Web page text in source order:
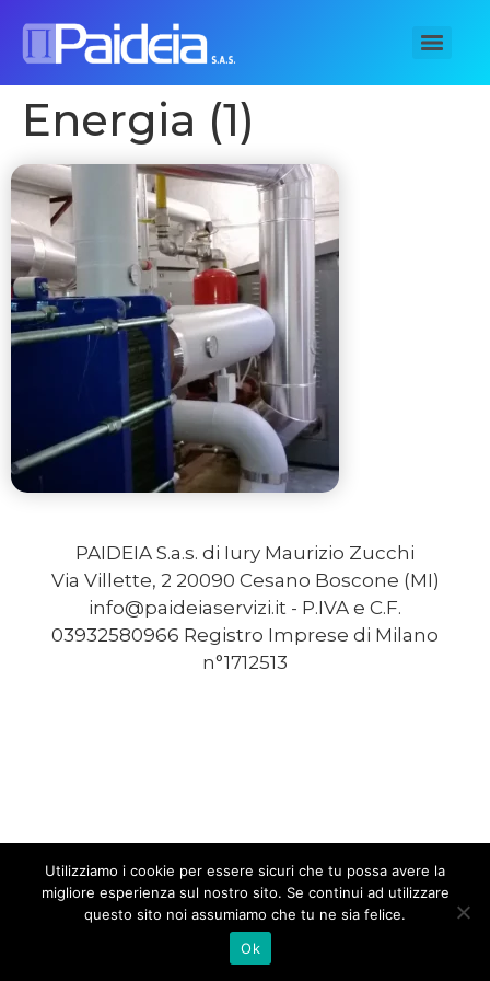
Energia (1)
PAIDEIA S.a.s. di Iury Maurizio Zucchi
Via Villette, 2 20090 Cesano Boscone (MI)
info@paideiaservizi.it - P.IVA e C.F.
03932580966 Registro Imprese di Milano
n°1712513
Utilizziamo i cookie per essere sicuri che tu possa avere la
migliore esperienza sul nostro sito. Se continui ad utilizzare
questo sito noi assumiamo che tu ne sia felice.
Ok